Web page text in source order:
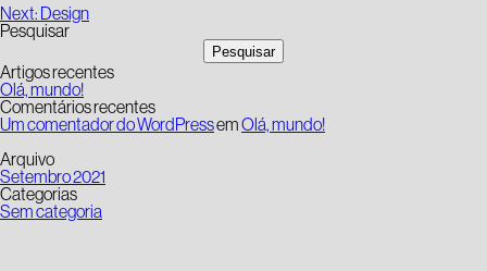
Navegação
de
artigos
Next: Design
Pesquisar
Pesquisar
Artigos recentes
Olá, mundo!
Comentários recentes
Um comentador do WordPressemOlá, mundo!
Arquivo
Setembro 2021
Categorias
Sem categoria